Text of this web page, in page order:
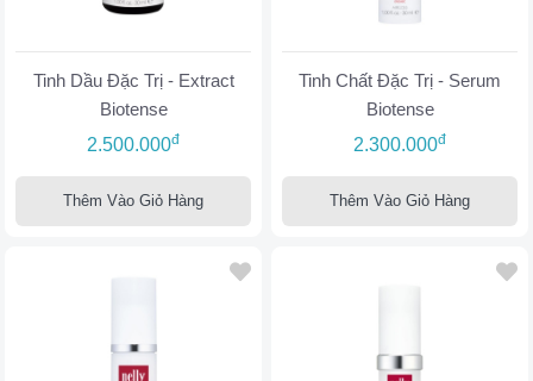
Tinh Dầu Đặc Trị - Extract
Biotense
2.500.000đ
Thêm Vào Giỏ Hàng
Tinh Chất Đặc Trị - Serum
Biotense
2.300.000đ
Thêm Vào Giỏ Hàng